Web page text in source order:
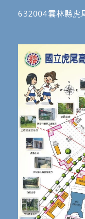
632004雲林縣虎